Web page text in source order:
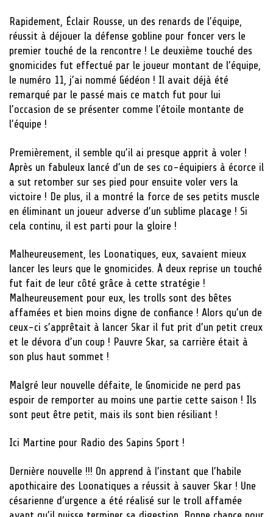
Rapidement, Éclair Rousse, un des renards de l’équipe,
réussit à déjouer la défense gobline pour foncer vers le
premier touché de la rencontre ! Le deuxième touché des
gnomicides fut effectué par le joueur montant de l’équipe,
le numéro 11, j’ai nommé Gédéon ! Il avait déjà été
remarqué par le passé mais ce match fut pour lui
l’occasion de se présenter comme l’étoile montante de
l’équipe !
Premièrement, il semble qu’il ai presque apprit à voler !
Après un fabuleux lancé d’un de ses co-équipiers à écorce il
a sut retomber sur ses pied pour ensuite voler vers la
victoire ! De plus, il a montré la force de ses petits muscle
en éliminant un joueur adverse d’un sublime placage ! Si
cela continu, il est parti pour la gloire !
Malheureusement, les Loonatiques, eux, savaient mieux
lancer les leurs que le gnomicides. À deux reprise un touché
fut fait de leur côté grâce à cette stratégie !
Malheureusement pour eux, les trolls sont des bêtes
affamées et bien moins digne de confiance ! Alors qu’un de
ceux-ci s’apprêtait à lancer Skar il fut prit d’un petit creux
et le dévora d’un coup ! Pauvre Skar, sa carrière était à
son plus haut sommet !
Malgré leur nouvelle défaite, le Gnomicide ne perd pas
espoir de remporter au moins une partie cette saison ! Ils
sont peut être petit, mais ils sont bien résiliant !
Ici Martine pour Radio des Sapins Sport !
Dernière nouvelle !!! On apprend à l’instant que l’habile
apothicaire des Loonatiques a réussit à sauver Skar ! Une
césarienne d’urgence a été réalisé sur le troll affamée